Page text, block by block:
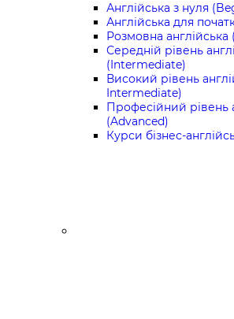
Англійська з нуля
Англійська для
Розмовна
Середній рівень
(Intermediate)
Високий рівень
Intermediate)
Професійний рівень
(Advanced)
Курси бізнес-